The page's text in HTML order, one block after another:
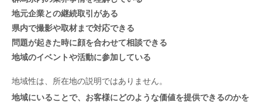
地元企業との継続取引がある
県内で撮影や取材まで対応できる
問題が起きた時に顔を合わせて相談できる
地域のイベントや活動に参加している
地域性は、所在地の説明ではありません。
地域にいることで、お客様にどのような価値を提供できるのかを